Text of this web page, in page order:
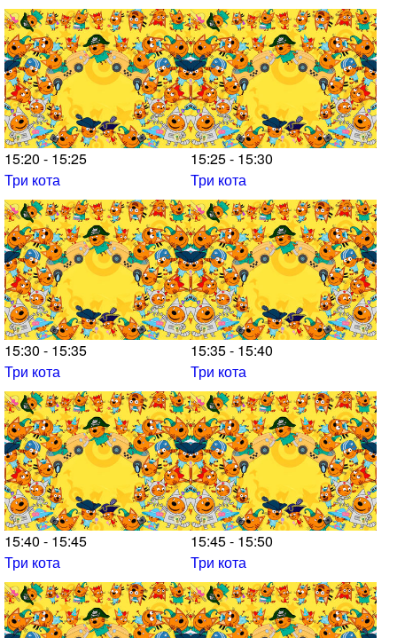
15:20 - 15:25
Три кота
15:25 - 15:30
Три кота
15:30 - 15:35
Три кота
15:35 - 15:40
Три кота
15:40 - 15:45
Три кота
15:45 - 15:50
Три кота